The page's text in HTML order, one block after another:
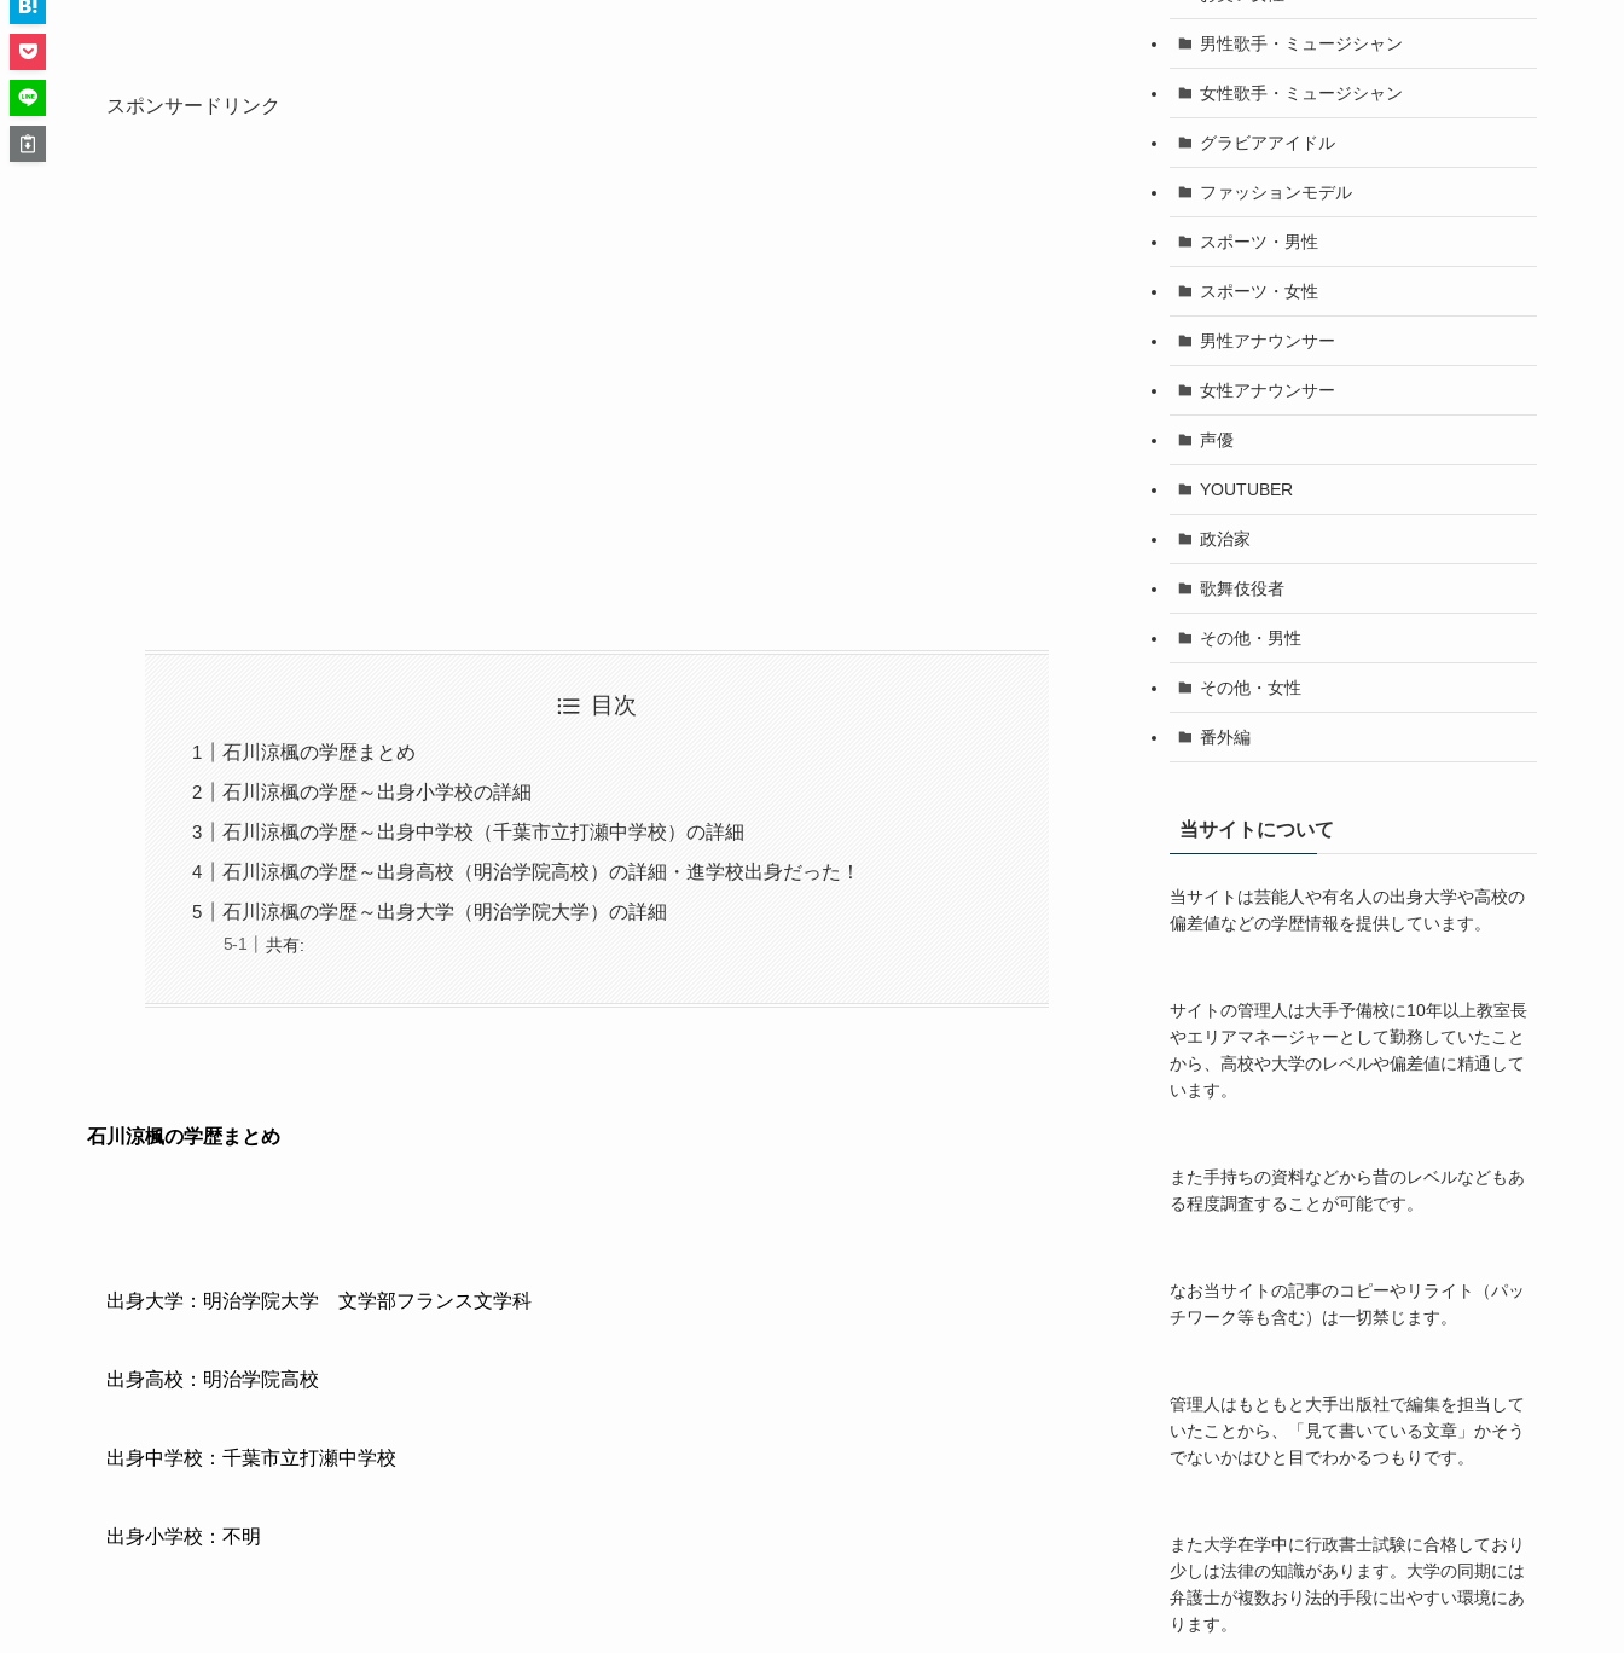
スポンサードリンク
目次
石川涼楓の学歴まとめ
石川涼楓の学歴～出身小学校の詳細
石川涼楓の学歴～出身中学校（千葉市立打瀬中学校）の詳細
石川涼楓の学歴～出身高校（明治学院高校）の詳細・進学校出身だった！
石川涼楓の学歴～出身大学（明治学院大学）の詳細
共有:
石川涼楓の学歴まとめ
出身大学：明治学院大学 文学部フランス文学科
出身高校：明治学院高校
出身中学校：千葉市立打瀬中学校
出身小学校：不明
男性歌手・ミュージシャン
女性歌手・ミュージシャン
グラビアアイドル
ファッションモデル
スポーツ・男性
スポーツ・女性
男性アナウンサー
女性アナウンサー
声優
YOUTUBER
政治家
歌舞伎役者
その他・男性
その他・女性
番外編
当サイトについて
当サイトは芸能人や有名人の出身大学や高校の
偏差値などの学歴情報を提供しています。
サイトの管理人は大手予備校に10年以上教室長
やエリアマネージャーとして勤務していたこと
から、高校や大学のレベルや偏差値に精通して
います。
また手持ちの資料などから昔のレベルなどもあ
る程度調査することが可能です。
なお当サイトの記事のコピーやリライト（パッ
チワーク等も含む）は一切禁じます。
管理人はもともと大手出版社で編集を担当して
いたことから、「見て書いている文章」かそう
でないかはひと目でわかるつもりです。
また大学在学中に行政書士試験に合格しており
少しは法律の知識があります。大学の同期には
弁護士が複数おり法的手段に出やすい環境にあ
ります。